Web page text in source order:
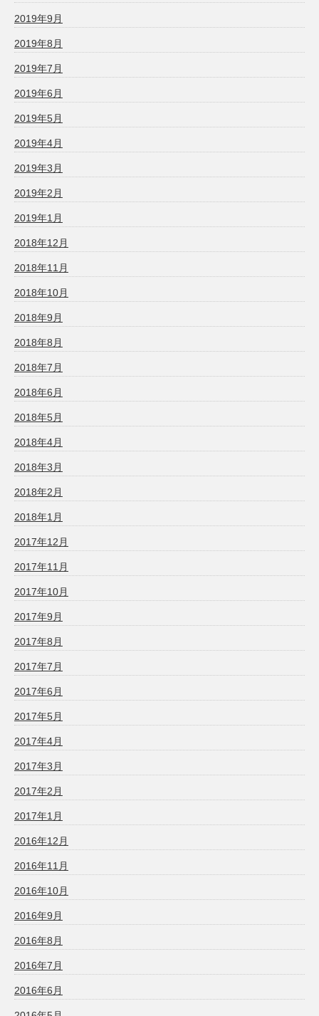
2019年9月
2019年8月
2019年7月
2019年6月
2019年5月
2019年4月
2019年3月
2019年2月
2019年1月
2018年12月
2018年11月
2018年10月
2018年9月
2018年8月
2018年7月
2018年6月
2018年5月
2018年4月
2018年3月
2018年2月
2018年1月
2017年12月
2017年11月
2017年10月
2017年9月
2017年8月
2017年7月
2017年6月
2017年5月
2017年4月
2017年3月
2017年2月
2017年1月
2016年12月
2016年11月
2016年10月
2016年9月
2016年8月
2016年7月
2016年6月